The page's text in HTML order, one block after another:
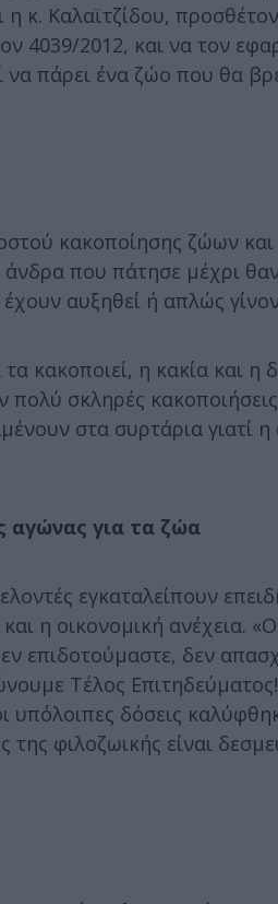
κ. Καλαϊτζίδου,
4039/2012, και να τον
πάρει ένα ζώο που θα
κακοποίησης ζώων
που πάτησε μέχρι
αυξηθεί ή απλώς
κακοποιεί, η κακία και η
σκληρές
στα συρτάρια γιατί
αγώνας για τα ζώα
εγκαταλείπουν
η οικονομική ανέχεια.
επιδοτούμαστε, δεν
Τέλος
δόσεις
φιλοζωικής είναι